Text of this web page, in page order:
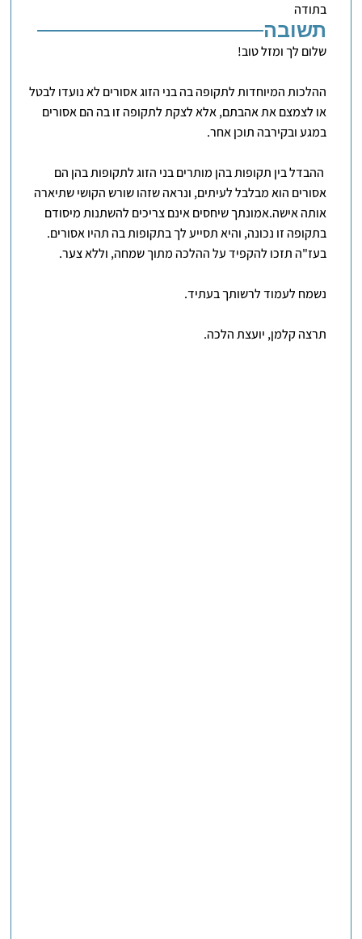
בתודה
תשובה
שלום לך ומזל טוב!
ההלכות המיוחדות לתקופה בה בני הזוג אסורים לא נועדו לבטל
או לצמצם את אהבתם, אלא לצקת לתקופה זו בה הם אסורים
במגע ובקירבה תוכן אחר.
ההבדל בין תקופות בהן מותרים בני הזוג לתקופות בהן הם
אסורים הוא מבלבל לעיתים, ונראה שזהו שורש הקושי שתיארה
אותה אישה.אמונתך שיחסים אינם צריכים להשתנות מיסודם
בתקופה זו נכונה, והיא תסייע לך בתקופות בה תהיו אסורים.
בעז"ה תזכו להקפיד על ההלכה מתוך שמחה, וללא צער.
נשמח לעמוד לרשותך בעתיד.
תרצה קלמן, יועצת הלכה.